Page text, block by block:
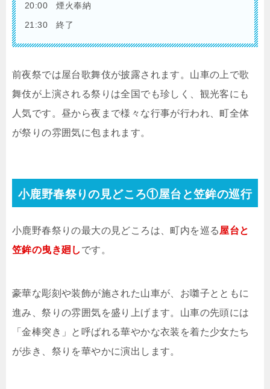
20:00 煙火奉納
21:30 終了
前夜祭では屋台歌舞伎が披露されます。山車の上で歌
舞伎が上演される祭りは全国でも珍しく、観光客にも
人気です。昼から夜まで様々な行事が行われ、町全体
が祭りの雰囲気に包まれます。
小鹿野春祭りの見どころ①屋台と笠鉾の巡行
小鹿野春祭りの最大の見どころは、町内を巡る屋台と
笠鉾の曳き廻し です。
豪華な彫刻や装飾が施された山車が、お囃子とともに
進み、祭りの雰囲気を盛り上げます。山車の先頭には
「金棒突き」と呼ばれる華やかな衣装を着た少女たち
が歩き、祭りを華やかに演出します。